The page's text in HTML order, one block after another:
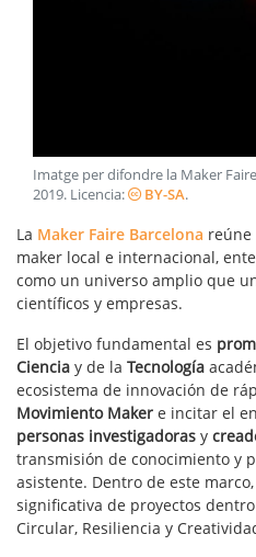
Imatge per difondre la Maker
2019. Licencia: BY-SA.
La Maker Faire Barcelona reúne
maker local e internacional,
como un universo amplio que
científicos y empresas.
El objetivo fundamental es
Ciencia y de la Tecnología
ecosistema de innovación de
Movimiento Maker e incitar el
personas investigadoras y
transmisión de conocimiento y
asistente. Dentro de este
significativa de proyectos
Circular, Resiliencia y